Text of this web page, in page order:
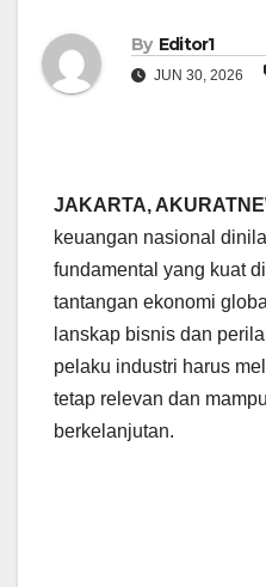
By Editor1
JUN 30, 2026
JAKARTA,
keuangan nasional
fundamental yang kuat
tantangan ekonomi
lanskap bisnis dan
pelaku industri harus
tetap relevan dan
berkelanjutan.